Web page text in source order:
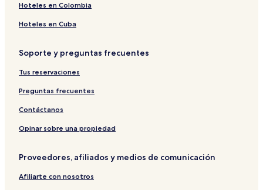
Hoteles en Colombia
Hoteles en Cuba
Soporte y preguntas frecuentes
Tus reservaciones
Preguntas frecuentes
Contáctanos
Opinar sobre una propiedad
Proveedores, afiliados y medios de comunicación
Afiliarte con nosotros